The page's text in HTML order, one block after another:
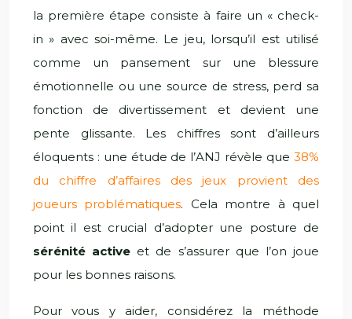
la première étape consiste à faire un « check-
in » avec soi-même. Le jeu, lorsqu’il est utilisé
comme un pansement sur une blessure
émotionnelle ou une source de stress, perd sa
fonction de divertissement et devient une
pente glissante. Les chiffres sont d’ailleurs
éloquents : une étude de l’ANJ révèle que 38%
du chiffre d’affaires des jeux provient des
joueurs problématiques. Cela montre à quel
point il est crucial d’adopter une posture de
sérénité active et de s’assurer que l’on joue
pour les bonnes raisons.
Pour vous y aider, considérez la méthode